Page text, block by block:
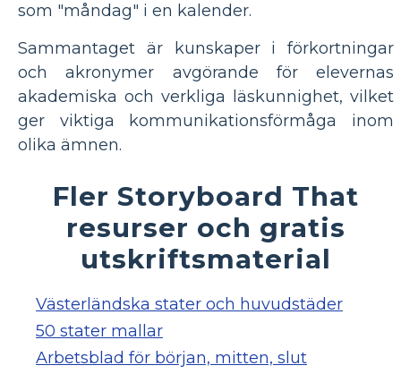
som "måndag" i en kalender.
Sammantaget är kunskaper i förkortningar
och akronymer avgörande för elevernas
akademiska och verkliga läskunnighet, vilket
ger viktiga kommunikationsförmåga inom
olika ämnen.
Fler Storyboard That
resurser och gratis
utskriftsmaterial
Västerländska stater och huvudstäder
50 stater mallar
Arbetsblad för början, mitten, slut